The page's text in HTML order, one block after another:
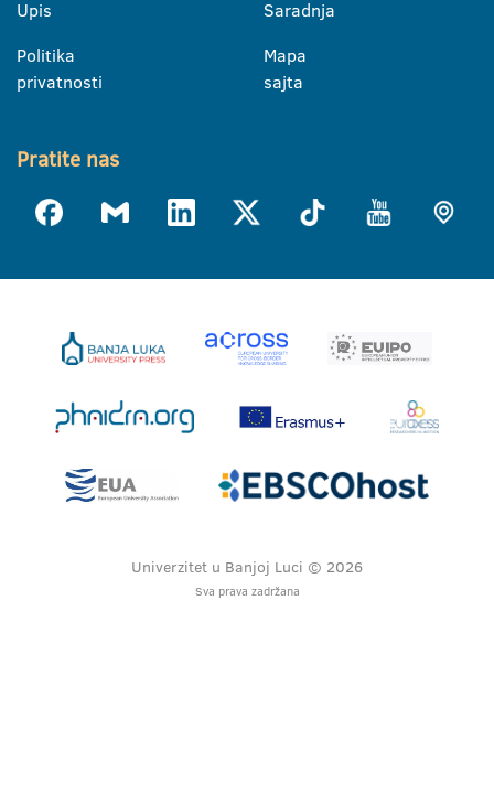
Upis
Politika
privatnosti
Saradnja
Mapa
sajta
Pratite nas
Univerzitet u Banjoj Luci © 2026
Sva prava zadržana